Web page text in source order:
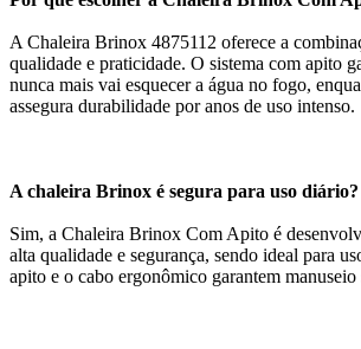
A Chaleira Brinox 4875112 oferece a
qualidade e praticidade. O sistema com apito
nunca mais vai esquecer a água no fogo,
assegura durabilidade por anos de uso intenso.
A chaleira Brinox é segura para uso diário?
Sim, a Chaleira Brinox Com Apito é
alta qualidade e segurança, sendo ideal para
apito e o cabo ergonômico garantem manuseio